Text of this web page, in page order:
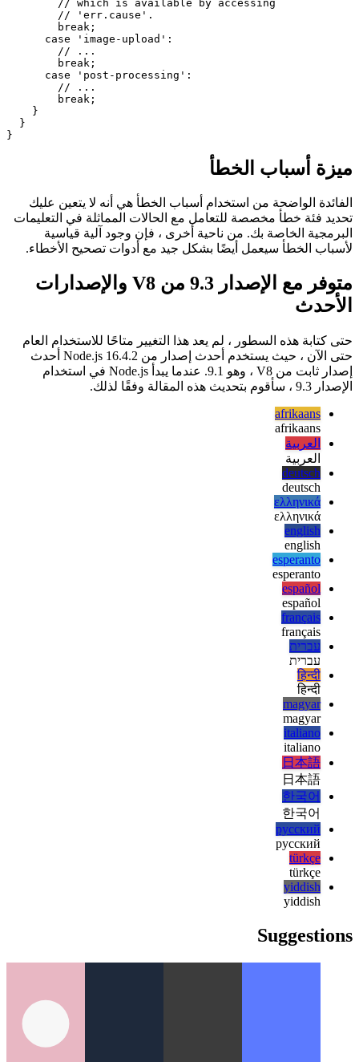
    console.error(err.cause);
    switch(err) {
      case 'image-minification':
        // handle the minification error,
        // which is available by accessing
        // 'err.cause'.
        break;
      case 'image-upload':
        // ...
        break;
      case 'post-processing':
ميزة أسباب الخطأ
تحديد فئة خطأ مخصصة للتعامل مع الحالات المماثلة في التعليمات
البرمجية الخاصة بك. من ناحية أخرى ، فإن وجود آلية قياسية
لأسباب الخطأ سيعمل أيضًا بشكل جيد مع أدوات تصحيح الأخطاء.
متوفر مع الإصدار 9.3 من V8 والإصدارات
الأحدث
حتى كتابة هذه السطور ، لم يعد هذا التغيير متاحًا للاستخدام العام
الإصدار 9.3 ، سأقوم بتحديث هذه المقالة وفقًا لذلك.
afrikaans
afrikaans
العربية
العربية
deutsch
deutsch
ελληνικά
ελληνικά
english
english
esperanto
esperanto
español
español
français
français
עברית
עברית
हिन्दी
हिन्दी
magyar
magyar
italiano
italiano
日本語
日本語
한국어
한국어
русский
русский
türkçe
yiddish